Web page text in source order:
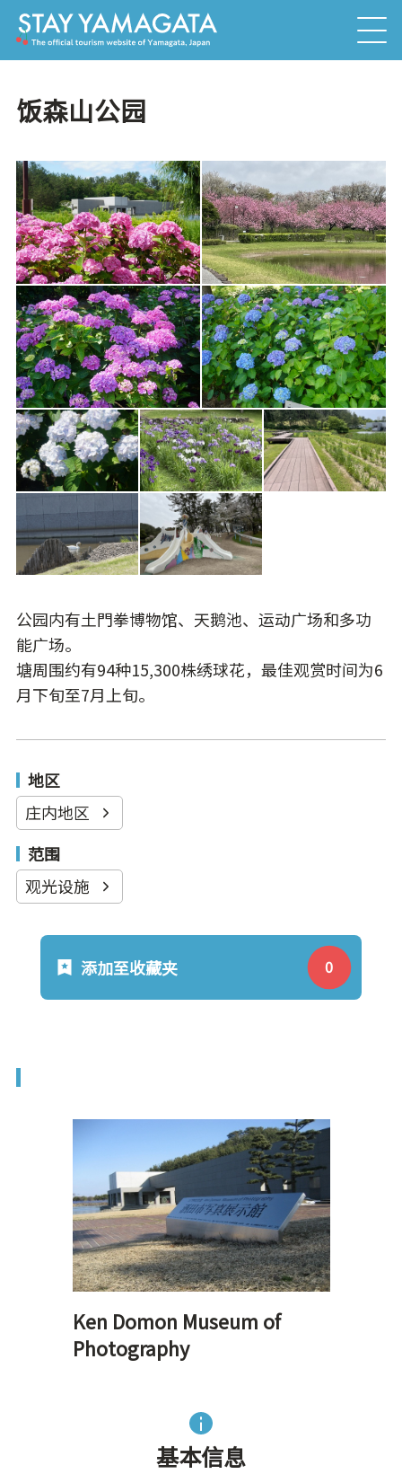
饭森山公园
公园内有土門拳博物馆、天鹅池、运动广场和多功
能广场。
塘周围约有94种15,300株绣球花，最佳观赏时间为6
月下旬至7月上旬。
地区
庄内地区
范围
观光设施
添加至收藏夹
Ken Domon Museum of
Photography
基本信息